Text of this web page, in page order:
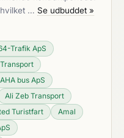
… Se udbuddet »
Trafik ApS
AHA bus ApS
Ali Zeb Transport
Turistfart
Amal